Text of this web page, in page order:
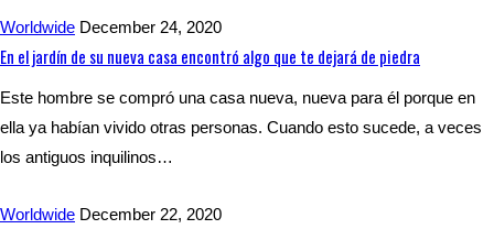
Worldwide December 24, 2020
En el jardín de su nueva casa encontró algo que te dejará de piedra
Este hombre se compró una casa nueva, nueva para él porque en
ella ya habían vivido otras personas. Cuando esto sucede, a veces
los antiguos inquilinos…
Worldwide December 22, 2020